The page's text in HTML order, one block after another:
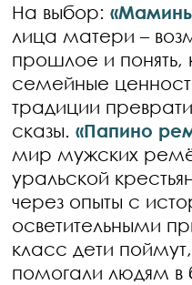
На выбор:
лица матери –
прошлое и понять,
семейные
традиции
сказы.«Папино
мир мужских
уральской
через опыты с
осветительными
класс дети
помогали людям в